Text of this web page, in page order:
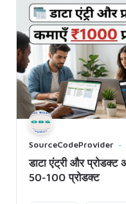
SourceCodeProvider
डाटा एंट्री और
50-100 प्रोडक्ट